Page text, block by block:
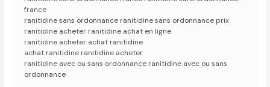
france
ranitidine sans ordonnance ranitidine sans ordonnance prix
ranitidine acheter ranitidine achat en ligne
ranitidine acheter achat ranitidine
achat ranitidine ranitidine acheter
ranitidine avec ou sans ordonnance ranitidine avec ou sans
ordonnance